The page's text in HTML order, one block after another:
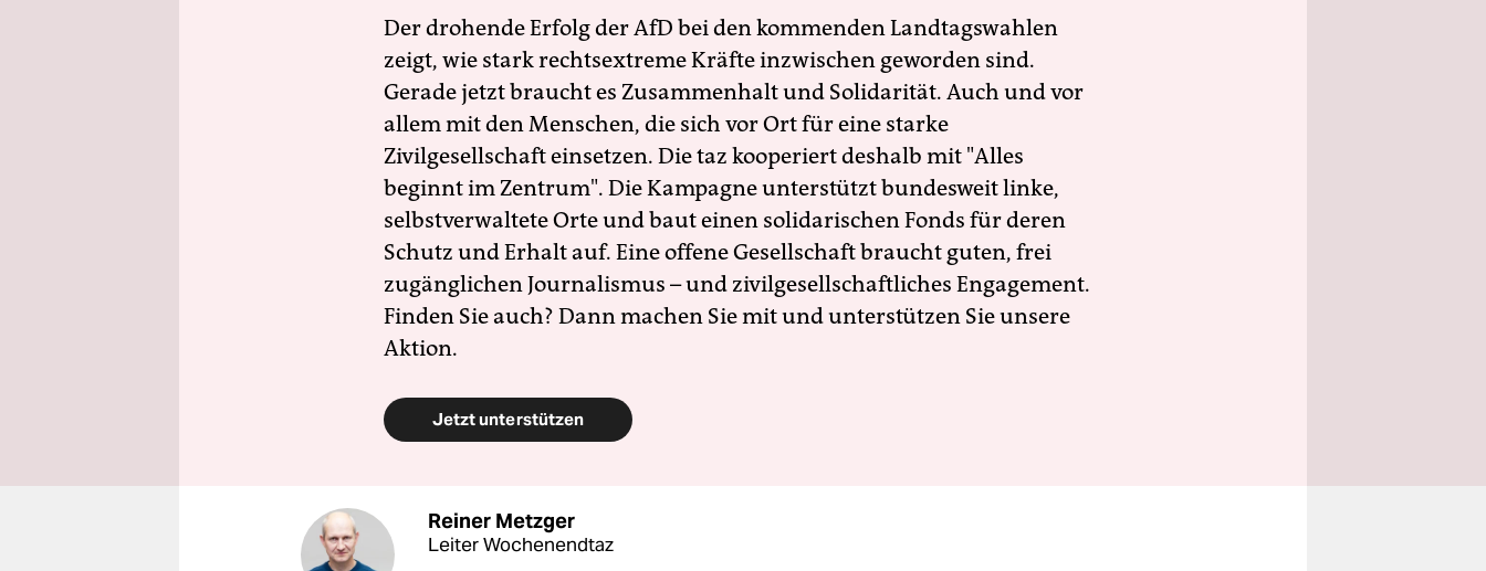
Der drohende Erfolg der AfD bei den kommenden Landtagswahlen
zeigt, wie stark rechtsextreme Kräfte inzwischen geworden sind.
Gerade jetzt braucht es Zusammenhalt und Solidarität. Auch und vor
allem mit den Menschen, die sich vor Ort für eine starke
Zivilgesellschaft einsetzen. Die taz kooperiert deshalb mit "Alles
beginnt im Zentrum". Die Kampagne unterstützt bundesweit linke,
selbstverwaltete Orte und baut einen solidarischen Fonds für deren
Schutz und Erhalt auf. Eine offene Gesellschaft braucht guten, frei
zugänglichen Journalismus – und zivilgesellschaftliches Engagement.
Finden Sie auch? Dann machen Sie mit und unterstützen Sie unsere
Aktion.
Jetzt unterstützen
Reiner Metzger
Leiter Wochenendtaz